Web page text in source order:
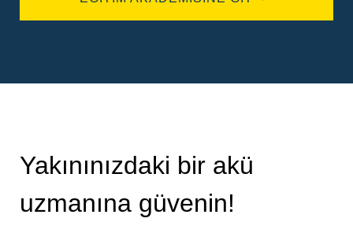
Yakınınızdaki bir akü
uzmanına güvenin!